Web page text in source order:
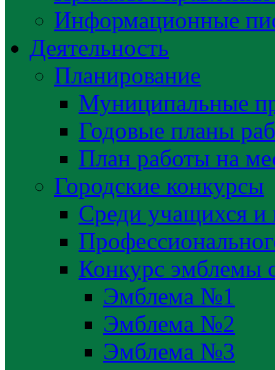
Информационные
Деятельность
Планирование
Муниципальные
Годовые планы
План работы на
Городские конкурсы
Среди учащихся и
Конкурс эмблемы
Эмблема №1
Эмблема №2
Эмблема №3